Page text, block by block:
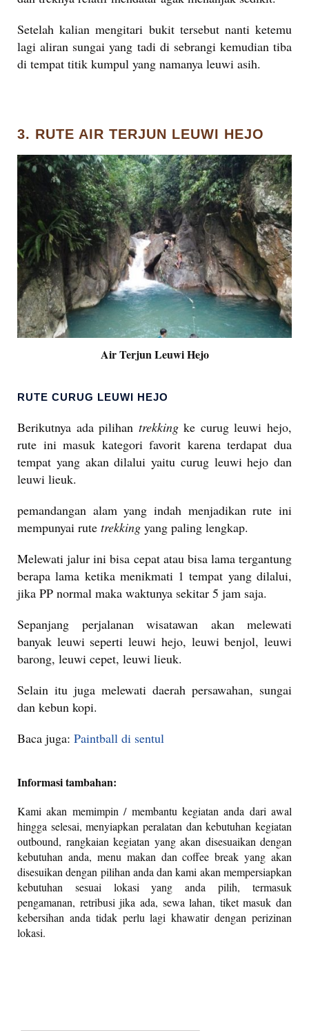
Setelah kalian mengitari bukit tersebut nanti ketemu
lagi aliran sungai yang tadi di sebrangi kemudian tiba
di tempat titik kumpul yang namanya leuwi asih.
3. RUTE AIR TERJUN LEUWI HEJO
Air Terjun Leuwi Hejo
RUTE CURUG LEUWI HEJO
Berikutnya ada pilihan trekkingke curug leuwi hejo,
rute ini masuk kategori favorit karena terdapat dua
tempat yang akan dilalui yaitu curug leuwi hejo dan
leuwi lieuk.
pemandangan alam yang indah menjadikan rute ini
mempunyai rute trekking yang paling lengkap.
Melewati jalur ini bisa cepat atau bisa lama tergantung
berapa lama ketika menikmati 1 tempat yang dilalui,
jika PP normal maka waktunya sekitar 5 jam saja.
Sepanjang perjalanan wisatawan akan melewati
banyak leuwi seperti leuwi hejo, leuwi benjol, leuwi
barong, leuwi cepet, leuwi lieuk.
Selain itu juga melewati daerah persawahan, sungai
dan kebun kopi.
Baca juga: Paintball di sentul
Informasi tambahan:
Kami akan memimpin / membantu kegiatan anda dari awal
hingga selesai, menyiapkan peralatan dan kebutuhan kegiatan
outbound, rangkaian kegiatan yang akan disesuaikan dengan
kebutuhan anda, menu makan dan coffee break yang akan
disesuikan dengan pilihan anda dan kami akan mempersiapkan
kebutuhan sesuai lokasi yang anda pilih, termasuk
pengamanan, retribusi jika ada, sewa lahan, tiket masuk dan
kebersihan anda tidak perlu lagi khawatir dengan perizinan
lokasi.